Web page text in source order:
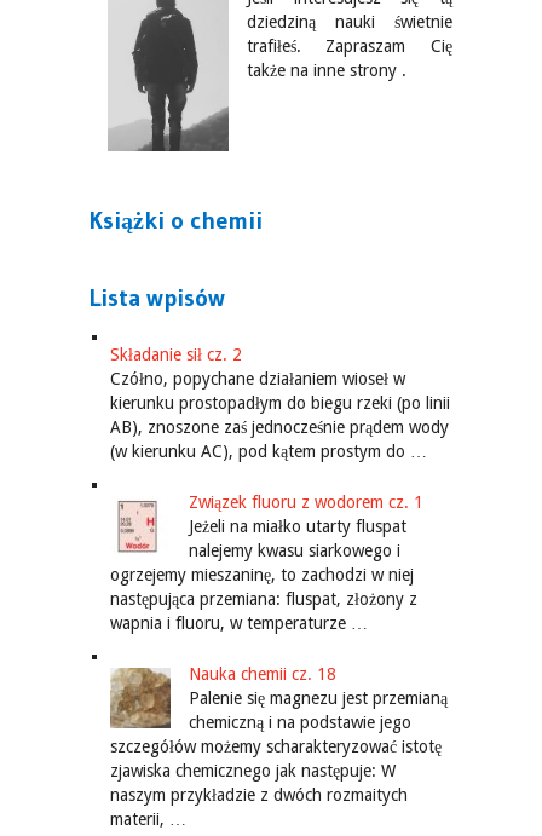
dziedziną nauki świetnie
trafiłeś. Zapraszam Cię
także na inne strony .
Książki o chemii
Lista wpisów
Składanie sił cz. 2
Czółno, popychane działaniem wioseł w
kierunku prostopadłym do biegu rzeki (po linii
AB), znoszone zaś jednocześnie prądem wody
(w kierunku AC), pod kątem prostym do …
Związek fluoru z wodorem cz. 1
Jeżeli na miałko utarty fluspat
nalejemy kwasu siarkowego i
ogrzejemy mieszaninę, to zachodzi w niej
następująca przemiana: fluspat, złożony z
wapnia i fluoru, w temperaturze …
Nauka chemii cz. 18
Palenie się magnezu jest przemianą
chemiczną i na podstawie jego
szczegółów możemy scharakteryzować istotę
zjawiska chemicznego jak następuje: W
naszym przykładzie z dwóch rozmaitych
materii, …